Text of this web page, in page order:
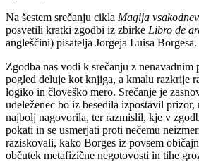
Na šestem srečanju cikla Magija
posvetili kratki zgodbi iz zbirke Libro de
angleščini) pisatelja Jorgeja Luisa Borgesa.
Zgodba nas vodi k srečanju z nenavadnim
pogled deluje kot knjiga, a kmalu razkrije
logiko in človeško mero. Srečanje je
udeleženec bo iz besedila izpostavil
najbolj nagovorila, ter razmislil, kje v
pokati in se usmerjati proti nečemu
raziskovali, kako Borges iz povsem
občutek metafizične negotovosti in tihe